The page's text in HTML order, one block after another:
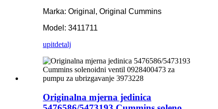
Marka: Original, Original Cummins
Model: 3411711
upitdetalj
Originalna mjerna jedinica